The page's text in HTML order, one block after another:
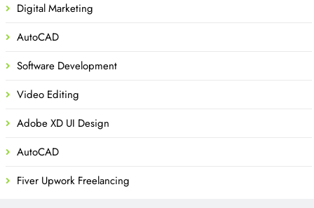
Digital Marketing
AutoCAD
Software Development
Video Editing
Adobe XD UI Design
AutoCAD
Fiver Upwork Freelancing